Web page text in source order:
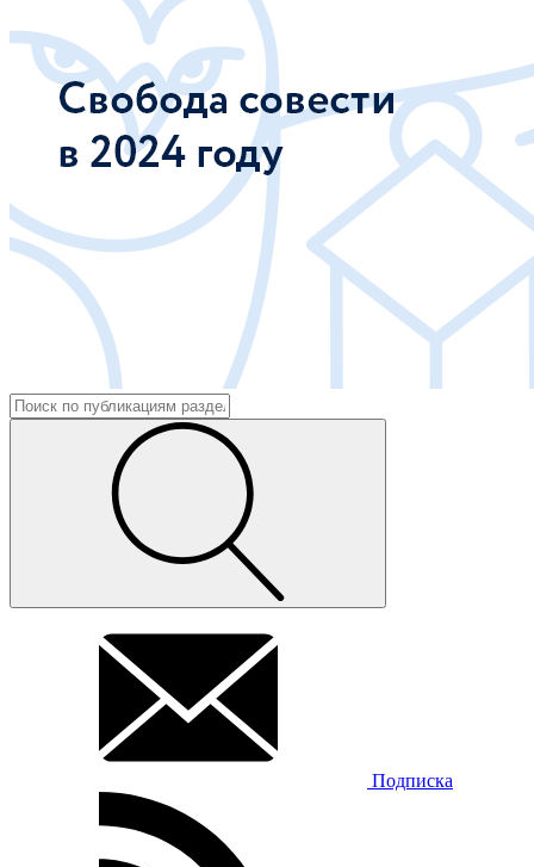
Подписка